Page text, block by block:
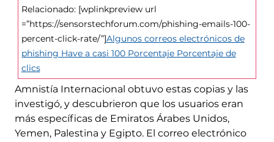
Relacionado: [wplinkpreview url
=”https://sensorstechforum.com/phishing-emails-100-
percent-click-rate/”]Algunos correos electrónicos de
phishing Have a casi 100 Porcentaje Porcentaje de
clics
Amnistía Internacional obtuvo estas copias y las
investigó, y descubrieron que los usuarios eran
más específicas de Emiratos Árabes Unidos,
Yemen, Palestina y Egipto. El correo electrónico